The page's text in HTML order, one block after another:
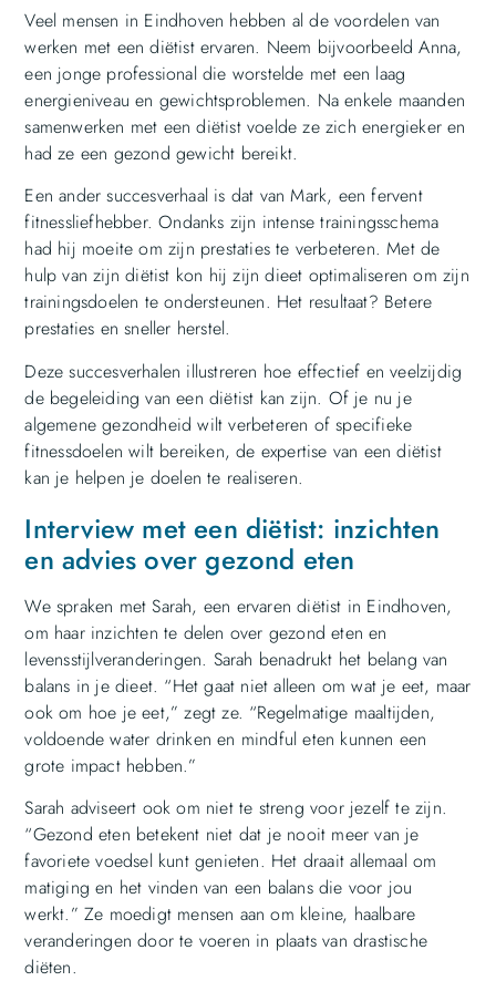
Veel mensen in Eindhoven hebben al de voordelen van
werken met een diëtist ervaren. Neem bijvoorbeeld Anna,
een jonge professional die worstelde met een laag
energieniveau en gewichtsproblemen. Na enkele maanden
samenwerken met een diëtist voelde ze zich energieker en
had ze een gezond gewicht bereikt.
Een ander succesverhaal is dat van Mark, een fervent
fitnessliefhebber. Ondanks zijn intense trainingsschema
had hij moeite om zijn prestaties te verbeteren. Met de
hulp van zijn diëtist kon hij zijn dieet optimaliseren om zijn
trainingsdoelen te ondersteunen. Het resultaat? Betere
prestaties en sneller herstel.
Deze succesverhalen illustreren hoe effectief en veelzijdig
de begeleiding van een diëtist kan zijn. Of je nu je
algemene gezondheid wilt verbeteren of specifieke
fitnessdoelen wilt bereiken, de expertise van een diëtist
kan je helpen je doelen te realiseren.
Interview met een diëtist: inzichten
en advies over gezond eten
We spraken met Sarah, een ervaren diëtist in Eindhoven,
om haar inzichten te delen over gezond eten en
levensstijlveranderingen. Sarah benadrukt het belang van
balans in je dieet. “Het gaat niet alleen om wat je eet, maar
ook om hoe je eet,” zegt ze. “Regelmatige maaltijden,
voldoende water drinken en mindful eten kunnen een
grote impact hebben.”
Sarah adviseert ook om niet te streng voor jezelf te zijn.
“Gezond eten betekent niet dat je nooit meer van je
favoriete voedsel kunt genieten. Het draait allemaal om
matiging en het vinden van een balans die voor jou
werkt.” Ze moedigt mensen aan om kleine, haalbare
veranderingen door te voeren in plaats van drastische
diëten.